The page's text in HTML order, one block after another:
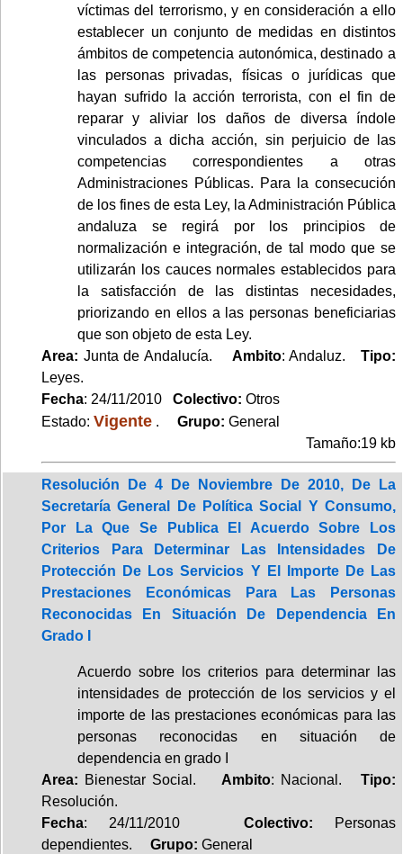
víctimas del terrorismo, y en consideración a ello
establecer un conjunto de medidas en distintos
ámbitos de competencia autonómica, destinado a
las personas privadas, físicas o jurídicas que
hayan sufrido la acción terrorista, con el fin de
reparar y aliviar los daños de diversa índole
vinculados a dicha acción, sin perjuicio de las
competencias correspondientes a otras
Administraciones Públicas. Para la consecución
de los fines de esta Ley, la Administración Pública
andaluza se regirá por los principios de
normalización e integración, de tal modo que se
utilizarán los cauces normales establecidos para
la satisfacción de las distintas necesidades,
priorizando en ellos a las personas beneficiarias
que son objeto de esta Ley.
Area: Junta de Andalucía. Ambito: Andaluz.Tipo:
Leyes.
Fecha: 24/11/2010 Colectivo: Otros
Estado: Vigente . Grupo: General
Tamaño:19 kb
Resolución De 4 De Noviembre De 2010, De La
Secretaría General De Política Social Y Consumo,
Por La Que Se Publica El Acuerdo Sobre Los
Criterios Para Determinar Las Intensidades De
Protección De Los Servicios Y El Importe De Las
Prestaciones Económicas Para Las Personas
Reconocidas En Situación De Dependencia En
Grado I
Acuerdo sobre los criterios para determinar las
intensidades de protección de los servicios y el
importe de las prestaciones económicas para las
personas reconocidas en situación de
dependencia en grado I
Area: Bienestar Social. Ambito: Nacional. Tipo:
Resolución.
Fecha: 24/11/2010Colectivo:
Personas
dependientes.
Grupo: General